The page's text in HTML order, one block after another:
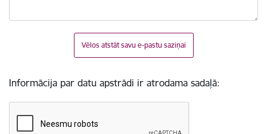
Vēlos atstāt savu e-pastu saziņai
Informācija par datu apstrādi ir atrodama sadaļā: